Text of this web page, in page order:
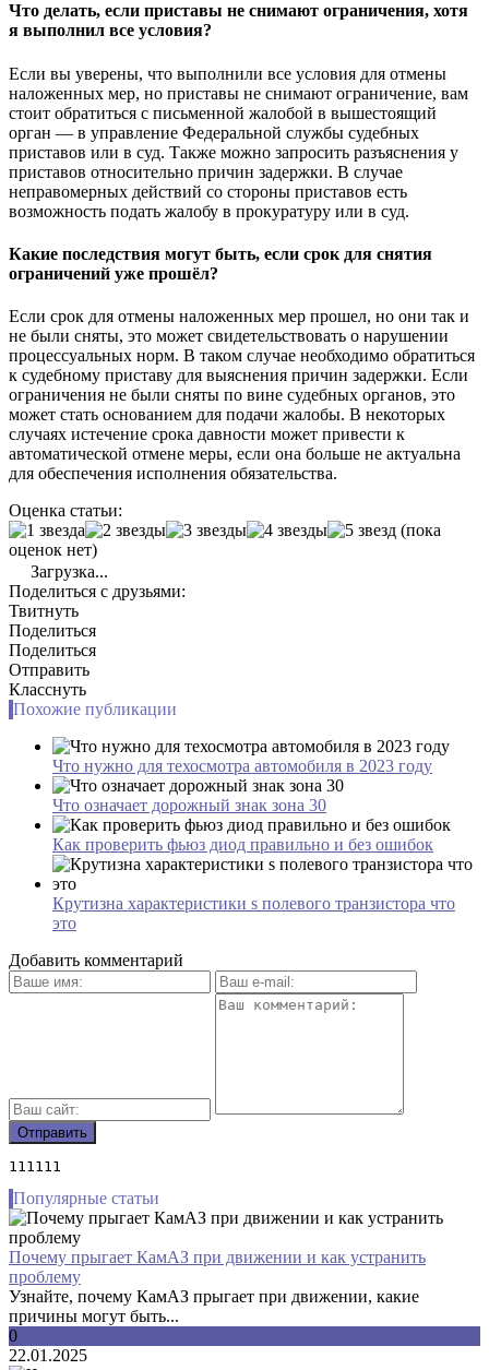
Что делать, если приставы не снимают ограничения, хотя
я выполнил все условия?
Если вы уверены, что выполнили все условия для отмены
наложенных мер, но приставы не снимают ограничение, вам
стоит обратиться с письменной жалобой в вышестоящий
орган — в управление Федеральной службы судебных
приставов или в суд. Также можно запросить разъяснения у
приставов относительно причин задержки. В случае
неправомерных действий со стороны приставов есть
возможность подать жалобу в прокуратуру или в суд.
Какие последствия могут быть, если срок для снятия
ограничений уже прошёл?
Если срок для отмены наложенных мер прошел, но они так и
не были сняты, это может свидетельствовать о нарушении
процессуальных норм. В таком случае необходимо обратиться
к судебному приставу для выяснения причин задержки. Если
ограничения не были сняты по вине судебных органов, это
может стать основанием для подачи жалобы. В некоторых
случаях истечение срока давности может привести к
автоматической отмене меры, если она больше не актуальна
для обеспечения исполнения обязательства.
Оценка статьи:
(пока
оценок нет)
Загрузка...
Поделиться с друзьями:
Твитнуть
Поделиться
Поделиться
Отправить
Класснуть
Похожие публикации
Что нужно для техосмотра автомобиля в 2023 году
Что означает дорожный знак зона 30
Как проверить фьюз диод правильно и без ошибок
Крутизна характеристики s полевого транзистора что
это
Добавить комментарий
111111
Популярные статьи
Почему прыгает КамАЗ при движении и как устранить
проблему
Узнайте, почему КамАЗ прыгает при движении, какие
причины могут быть...
0
22.01.2025